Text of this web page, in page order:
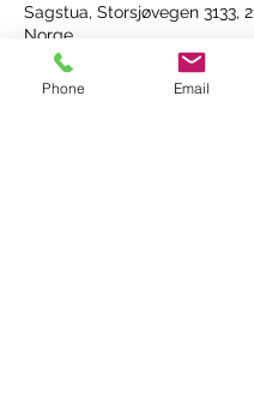
Sagstua, Storsjøvegen 3133,
Norge
Phone Email